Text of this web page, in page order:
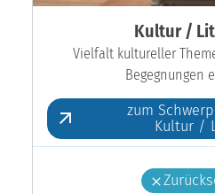
Kultur /
Vielfalt kultureller
Begegnungen
zum
Kultur /